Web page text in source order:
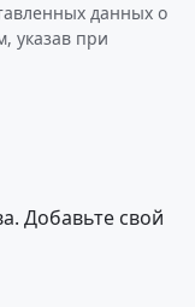
данных о
указав при
Добавьте свой